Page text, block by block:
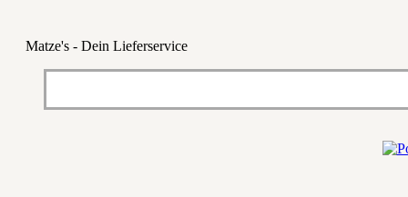
Matze's - Dein Lieferservice